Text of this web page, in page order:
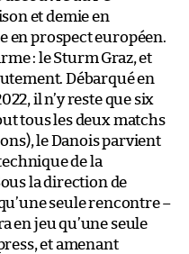
et demie en
en prospect européen.
: le Sturm Graz, et
Débarqué en
il n’y reste que six
tous les deux matchs
le Danois parvient
de la
la direction de
seule rencontre –
en jeu qu’une seule
et amenant